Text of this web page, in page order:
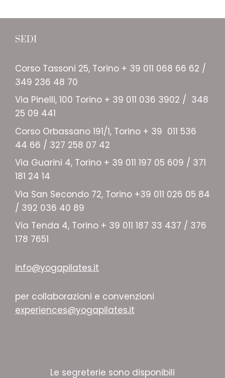
SEDI
Corso Tassoni 25, Torino + 39 011 068 66 62 /
349 236 48 70
Via Pinelli, 100 Torino + 39 011 036 3902 / 348
25 09 441
Corso Orbassano 191/1, Torino + 39 011 536
44 66 / 327 258 07 42
Via Guarini 4, Torino + 39 011 197 05 609 / 371
181 24 14
Via San Secondo 72, Torino +39 011 026 05 84
/ 392 036 40 89
Via Tenda 4, Torino + 39 011 187 33 437 / 376
178 7651
info@yogapilates.it
per collaborazioni e convenzioni
experiences@yogapilates.it
Le segreterie sono disponibili